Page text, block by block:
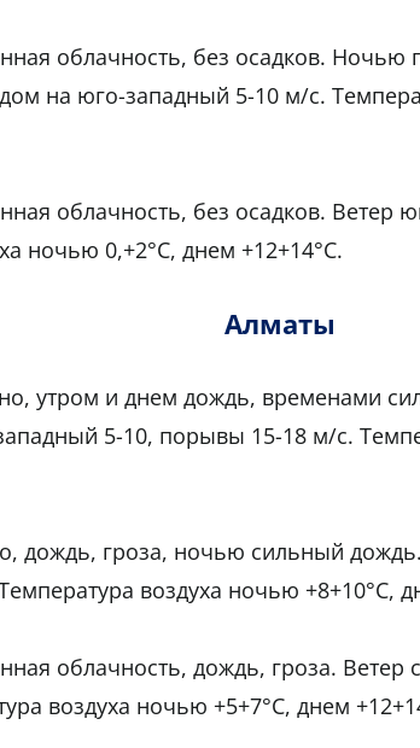
облачность, без осадков. Ночью
на юго-западный 5-10 м/с.
облачность, без осадков. Ветер
ночью 0,+2°С, днем +12+14°С.
Алматы
утром и днем дождь, временами
5-10, порывы 15-18 м/с.
дождь, гроза, ночью сильный
воздуха ночью +8+10°С,
облачность, дождь, гроза.
воздуха ночью +5+7°С, днем